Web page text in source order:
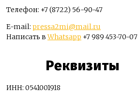
Телефон: +7 (8722) 56-90-47
E-mail: pressa2mi@mail.ru
Написать вWhatsapp +7 989 453-70-07
Реквизиты
ИНН: 0541001918